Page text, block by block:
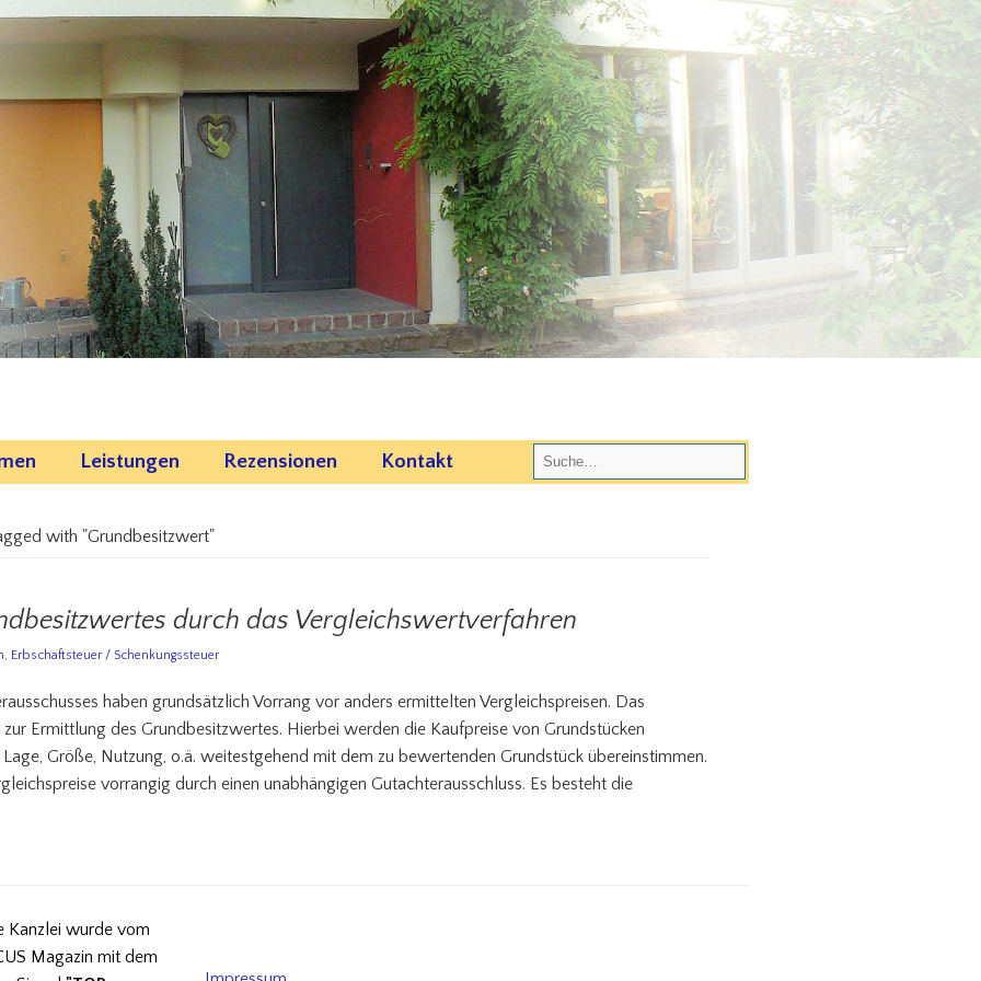
Leistungen Rezensionen Kontakt
with "Grundbesitzwert"
durch das Vergleichswertverfahren
, Erbschaftsteuer / Schenkungssteuer
haben grundsätzlich Vorrang vor anders ermittelten Vergleichspreisen. Das
Ermittlung des Grundbesitzwertes. Hierbei werden die Kaufpreise von Grundstücken
Größe, Nutzung, o.ä. weitestgehend mit dem zu bewertenden Grundstück übereinstimmen.
vorrangig durch einen unabhängigen Gutachterausschluss. Es besteht die
Kanzlei wurde vom
Magazin mit dem